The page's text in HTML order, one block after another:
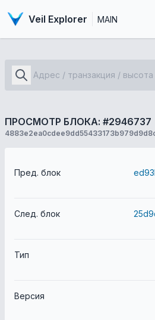
Veil Explorer MAIN
ПРОСМОТР БЛОКА: #2946737
Пред. блок
След. блок
Тип
Версия